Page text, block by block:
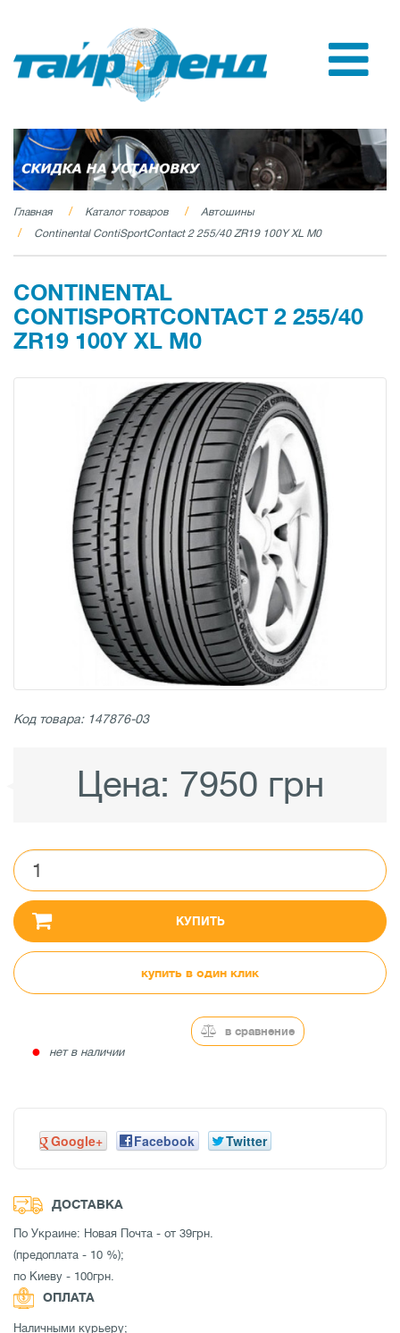
Главная Каталог товаров
Автошины
Continental ContiSportContact 2 255/40 ZR19 100Y XL M0
CONTINENTAL
CONTISPORTCONTACT 2 255/40
ZR19 100Y XL M0
Код товара: 147876-03
Цена: 7950 грн
КУПИТЬ
купить в один клик
● нет в наличии
в сравнение
Google+ Facebook Twitter
ДОСТАВКА
По Украине: Новая Почта - от 39грн.
(предоплата - 10 %);
по Киеву - 100грн.
ОПЛАТА
Наличными курьеру;